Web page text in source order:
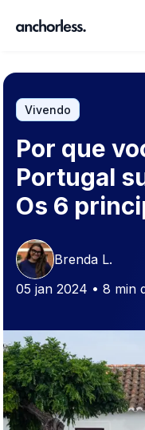
Vivendo
Por que
Portugal
Os 6
Brenda L.
05 jan 2024 • 8 min